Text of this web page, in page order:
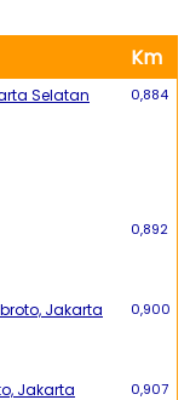
Km
Selatan 0,884
0,892
Jakarta
0,900
Jakarta
0,907